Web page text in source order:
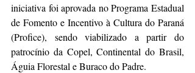
iniciativa foi aprovada no Programa Estadual
de Fomento e Incentivo à Cultura do Paraná
(Profice), sendo viabilizado a partir do
patrocínio da Copel, Continental do Brasil,
Águia Florestal e Buraco do Padre.